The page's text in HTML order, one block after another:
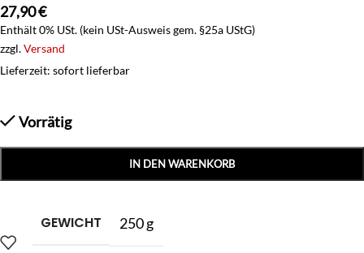
27,90€
Enthält 0% USt. (kein USt-Ausweis gem. §25a UStG)
zzgl.Versand
Lieferzeit: sofort lieferbar
Vorrätig
IN DEN WARENKORB
GEWICHT 250 g